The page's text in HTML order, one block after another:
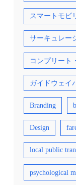
スマートモビ
サーキュレー
コンプリート
ガイドウェイ
Branding
Design
local public
psychological